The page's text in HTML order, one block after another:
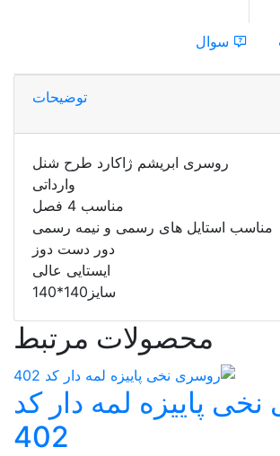
سوال
توضیحات
روسری ابریشم ژاکارد طرح شنل
وارداتی
مناسب 4 فصل
مناسب استایل های رسمی و نیمه رسمی
دور دست دوز
ایستایی عالی
سایز140*140
محصولات مرتبط
پاییزه لمه دار کد
402